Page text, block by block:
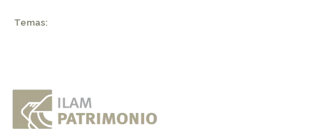
Temas: